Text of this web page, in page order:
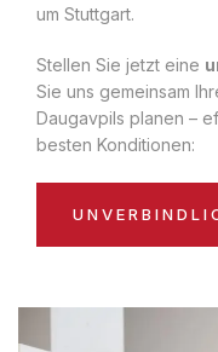
um Stuttgart.
Stellen Sie jetzt eine
Sie uns gemeinsam
Daugavpils planen –
besten Konditionen: